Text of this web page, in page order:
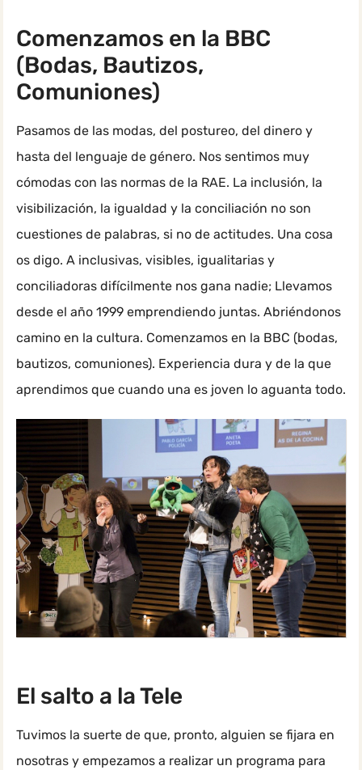
Comenzamos en la BBC
(Bodas, Bautizos,
Comuniones)
Pasamos de las modas, del postureo, del dinero y
hasta del lenguaje de género. Nos sentimos muy
cómodas con las normas de la RAE. La inclusión, la
visibilización, la igualdad y la conciliación no son
cuestiones de palabras, si no de actitudes. Una cosa
os digo. A inclusivas, visibles, igualitarias y
conciliadoras difícilmente nos gana nadie; Llevamos
desde el año 1999 emprendiendo juntas. Abriéndonos
camino en la cultura. Comenzamos en la BBC (bodas,
bautizos, comuniones). Experiencia dura y de la que
aprendimos que cuando una es joven lo aguanta todo.
El salto a la Tele
Tuvimos la suerte de que, pronto, alguien se fijara en
nosotras y empezamos a realizar un programa para